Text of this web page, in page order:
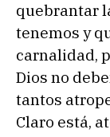
quebrantar
tenemos y
carnalidad,
Dios no
tantos
Claro está,